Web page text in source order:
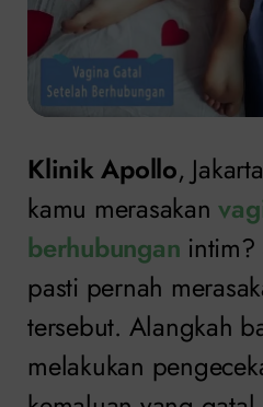
Klinik Apollo,
kamu merasakan
berhubungan
pasti pernah
tersebut. Alangkah
melakukan